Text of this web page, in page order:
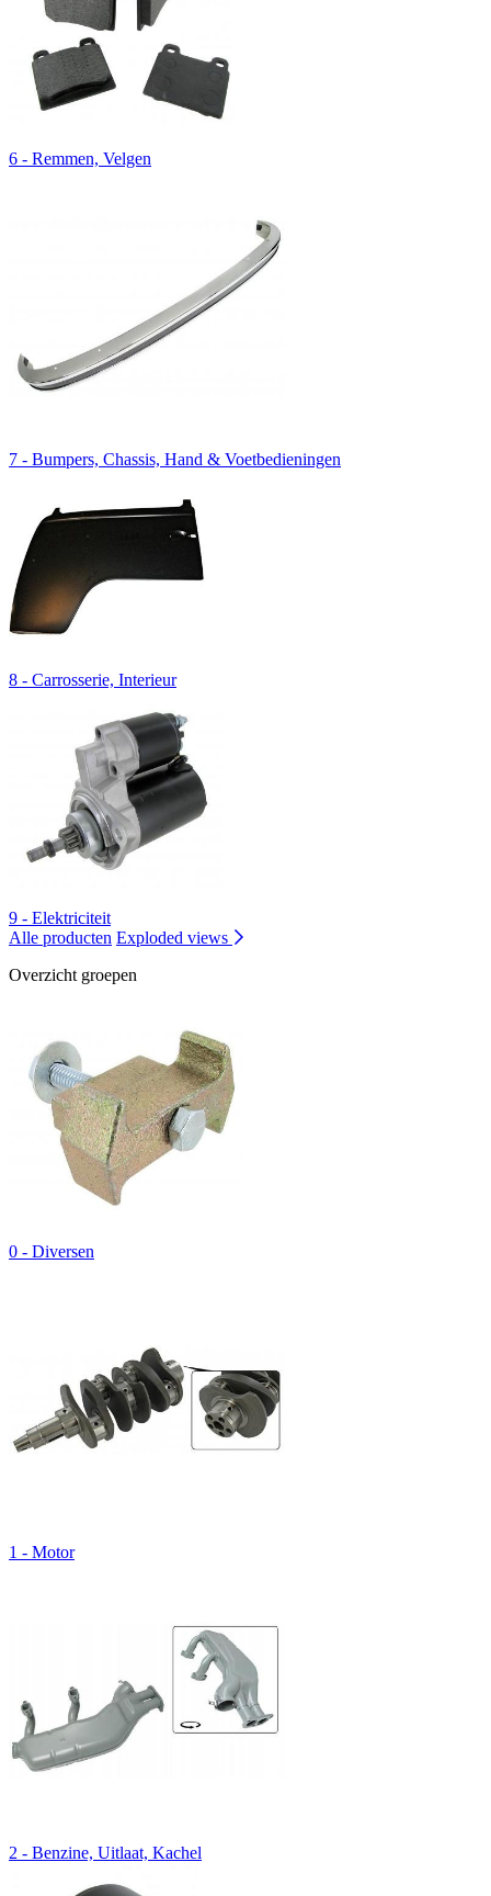
6 - Remmen, Velgen
7 - Bumpers, Chassis, Hand & Voetbedieningen
8 - Carrosserie, Interieur
9 - Elektriciteit
Alle producten Exploded views
Overzicht groepen
0 - Diversen
1 - Motor
2 - Benzine, Uitlaat, Kachel